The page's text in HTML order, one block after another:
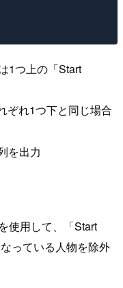
1つ上の「Start
ぞれ1つ下と同じ場合
を出力
使用して、「Start
っている人物を除外